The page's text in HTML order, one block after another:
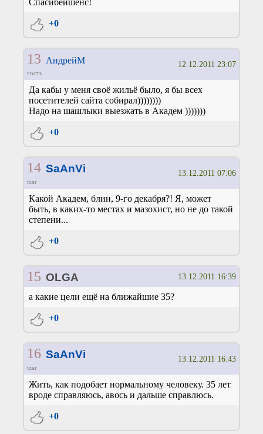
+0
13 АндрейМ
гость
12.12.2011 23:07
Да кабы у меня своё жильё было, я бы всех
посетителей сайта собирал))))))))
Надо на шашлыки выезжать в Академ )))))))
+0
14 SaAnVi
tzar
13.12.2011 07:06
Какой Академ, блин, 9-го декабря?! Я, может
быть, в каких-то местах и мазохист, но не до такой
степени...
+0
15 OLGA 13.12.2011 16:39
а какие цели ещё на ближайшие 35?
+0
16 SaAnVi
tzar
13.12.2011 16:43
Жить, как подобает нормальному человеку. 35 лет
вроде справляюсь, авось и дальше справлюсь.
+0